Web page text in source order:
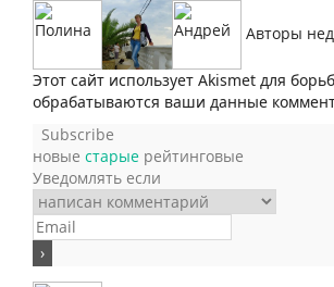
Авторы
Этот сайт использует Akismet для
обрабатываются ваши данные
Subscribe
новые старые рейтинговые
Уведомлять если